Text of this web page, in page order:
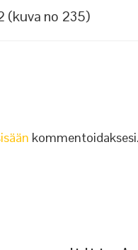
(kuva no 235)
kommentoidaksesi.